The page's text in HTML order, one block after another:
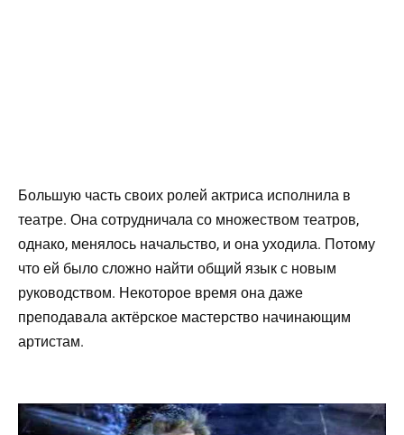
Большую часть своих ролей актриса исполнила в
театре. Она сотрудничала со множеством театров,
однако, менялось начальство, и она уходила. Потому
что ей было сложно найти общий язык с новым
руководством. Некоторое время она даже
преподавала актёрское мастерство начинающим
артистам.